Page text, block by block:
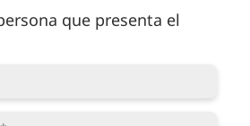
que presenta el